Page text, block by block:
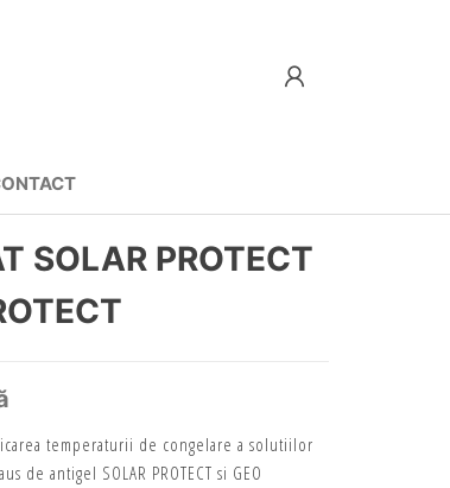
SOLAR PROTECT
temperaturii de congelare a solutiilor
de antigel SOLAR PROTECT si GEO